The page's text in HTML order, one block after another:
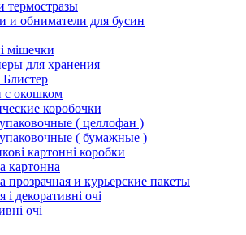
термостразы
и обниматели для бусин
мішечки
для хранения
с окошком
коробочки
( целлофан )
( бумажные )
картонні коробки
картонна
прозрачная и курьерские пакеты
декоративні очі
очі